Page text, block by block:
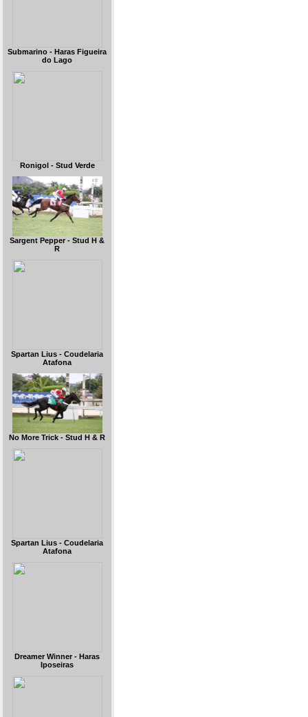
Submarino - Haras Figueira
do Lago
Ronigol - Stud Verde
Sargent Pepper - Stud H &
R
Spartan Lius - Coudelaria
Atafona
No More Trick - Stud H & R
Spartan Lius - Coudelaria
Atafona
Dreamer Winner - Haras
Iposeiras